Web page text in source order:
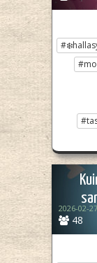
48
2026-02-27